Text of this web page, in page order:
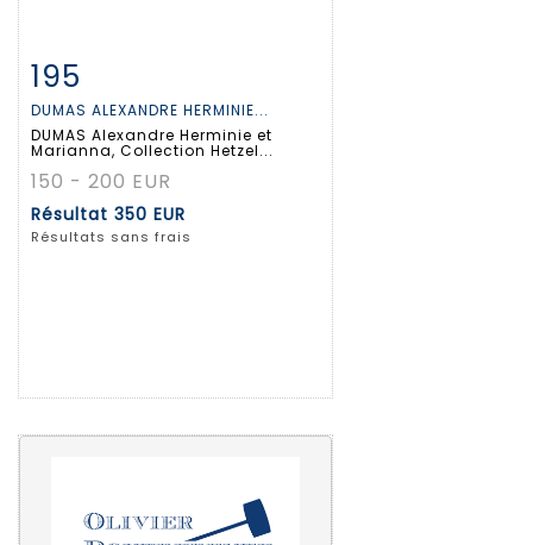
Fiche détaillée
195
DUMAS ALEXANDRE HERMINIE...
DUMAS Alexandre Herminie et
Marianna, Collection Hetzel...
150 - 200 EUR
Résultat 350 EUR
Résultats sans frais